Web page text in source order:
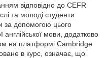
відповідно до CEFR
та молоді студенти
за допомогою цього
англійської мови, додатково
на платформі Cambridge
в курс, означає, що